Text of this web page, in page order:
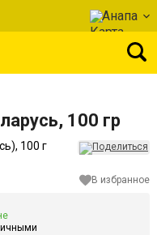
Анапа
100 гр
В избранное